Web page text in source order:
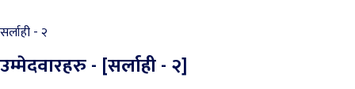
सर्लाही - २
उम्मेदवारहरु - [सर्लाही - २]